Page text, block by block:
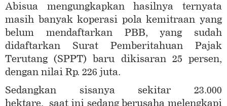
Abisua mengungkapkan hasilnya ternyata
masih banyak koperasi pola kemitraan yang
belum mendaftarkan PBB, yang sudah
didaftarkan Surat Pemberitahuan Pajak
Terutang (SPPT) baru dikisaran 25 persen,
dengan nilai Rp. 226 juta.
Sedangkan sisanya sekitar 23.000
hektare, saat ini sedang berusaha melengkapi